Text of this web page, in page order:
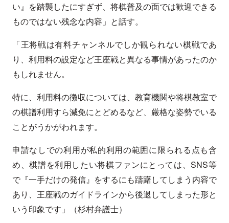
い』を踏襲したにすぎず、将棋普及の面では歓迎できる
ものではない残念な内容」と話す。
「王将戦は有料チャンネルでしか観られない棋戦であ
り、利用料の設定など王座戦と異なる事情があったのか
もしれません。
特に、利用料の徴収については、教育機関や将棋教室で
の棋譜利用すら減免にとどめるなど、厳格な姿勢でいる
ことがうかがわれます。
申請なしでの利用が私的利用の範囲に限られる点も含
め、棋譜を利用したい将棋ファンにとっては、SNS等
で『一手だけの発信』をするにも躊躇してしまう内容で
あり、王座戦のガイドラインから後退してしまった形と
いう印象です」（杉村弁護士）